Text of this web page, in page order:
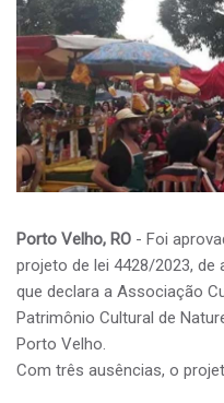
Porto Velho, RO - Foi
projeto de lei 4428/2023, de
que declara a Associação
Patrimônio Cultural de
Porto Velho.
Com três ausências, o